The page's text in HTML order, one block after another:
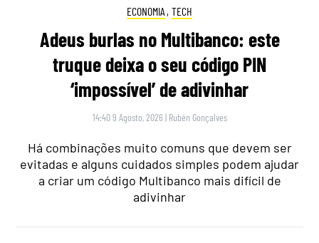
ECONOMIA , TECH
Adeus burlas no Multibanco: este
truque deixa o seu código PIN
‘impossível’ de adivinhar
14:40 9 Agosto, 2026 | Rubén Gonçalves
Há combinações muito comuns que devem ser
evitadas e alguns cuidados simples podem ajudar
a criar um código Multibanco mais difícil de
adivinhar